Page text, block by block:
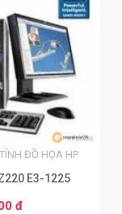
ĐỒ HỌA HP
E3-1225
đ